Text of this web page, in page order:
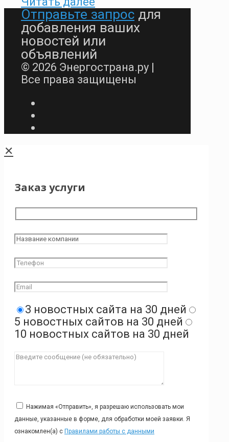
Отправьте запрос для
добавления ваших
новостей или
объявлений
© 2026 Энергострана.ру |
Все права защищены
✕
Заказ услуги
3 новостных сайта на 30 дней
5 новостных сайтов на 30 дней
10 новостных сайтов на 30 дней
Нажимая «Отправить», я разрешаю использовать мои
данные, указанные в форме, для обработки моей заявки. Я
ознакомлен(а) с Правилами работы с данными